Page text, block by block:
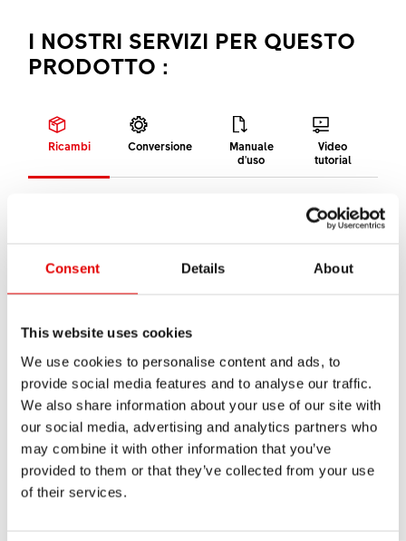
Consent Details About
This website uses cookies
We use cookies to personalise content and ads, to
provide social media features and to analyse our traffic.
We also share information about your use of our site with
our social media, advertising and analytics partners who
may combine it with other information that you’ve
provided to them or that they’ve collected from your use
of their services.
NUMERO DI FORI
28
Black
I NOSTRI SERVIZI PER QUESTO
PRODOTTO :
Ricambi Conversione
Manuale
d'uso
Video
tutorial
Ricambi per Front wheel 350 DBCL for thru axle
In questa panoramica trovate tutti i ricambi per
questo prodotto.
Se vuoi comprare un pezzo di ricambi dal tuo
rivenditore, basta indicare il numero del materiale.
Trova rivenditore
Kit componenti
Mozzo